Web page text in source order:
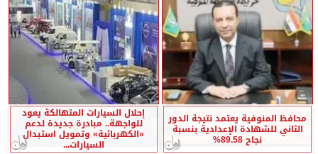
محافظ المنوفية يعتمد نتيجة الدور
الثاني للشهادة الإعدادية بنسبة
نجاح 89.58%
إحلال السيارات المتهالكة يعود
للواجهة.. مبادرة جديدة لدعم
«الكهربائية» وتمويل استبدال
السيارات...